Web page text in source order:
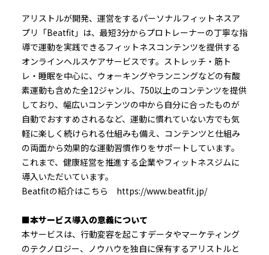
アリストルが開発、運営をするパーソナルフィットネスア
プリ「Beatfit」は、最短3分からプロトレーナーの丁寧な指
導で運動を実践できるフィットネスコンテンツを提供する
オンラインヘルスケアサービスです。ストレッチ・筋ト
レ・睡眠を中心に、ウォーキングやランニングなどの有酸
素運動も含めた全12ジャンル、750以上のコンテンツを提供
しており、幅広いコンテンツの中から自分に合ったものが
自動でおすすめされるなど、運動に慣れていない方でも気
軽に楽しく続けられる仕組みも備え、コンテンツと仕組み
の両面から効果的な運動習慣作りをサポートしています。
これまで、健康経営を推進する企業やフィットネスジムに
導入いただいています。
Beatfitの紹介はこちら https://www.beatfit.jp/
■本サービス導入の意義について
本サービスは、行動変容を起こすデータやマーケティング
のテクノロジー、ノウハウを独自に保有するアリストルと